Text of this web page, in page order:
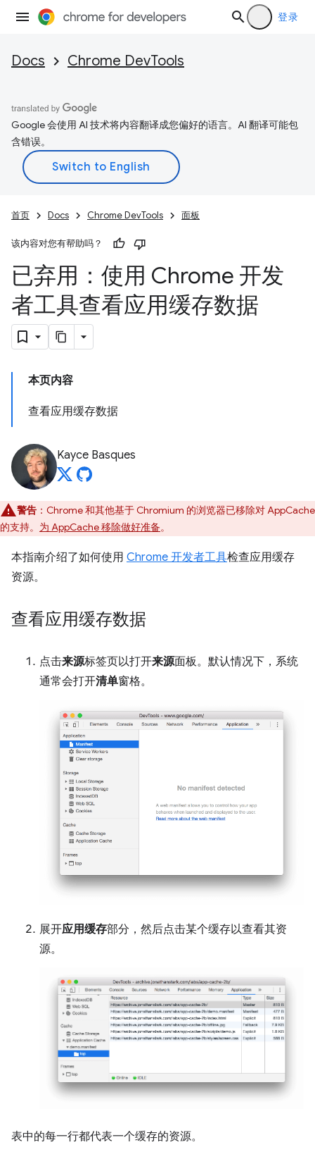
登录
Docs Chrome DevTools
Google 会使用 AI 技术将内容翻译成您偏好的语言。AI 翻译可能包
含错误。
首页 Docs Chrome DevTools 面板
该内容对您有帮助吗？
已弃用：使用 Chrome 开发
者工具查看应用缓存数据
本页内容
查看应用缓存数据
Kayce Basques
警告 ：Chrome 和其他基于 Chromium 的浏览器已移除对 AppCache
的支持。 为 AppCache 移除做好准备。
本指南介绍了如何使用 Chrome 开发者工具检查应用缓存
资源。
查看应用缓存数据
点击来源标签页以打开来源面板。默认情况下，系统
通常会打开清单窗格。
展开应用缓存部分，然后点击某个缓存以查看其资
源。
表中的每一行都代表一个缓存的资源。